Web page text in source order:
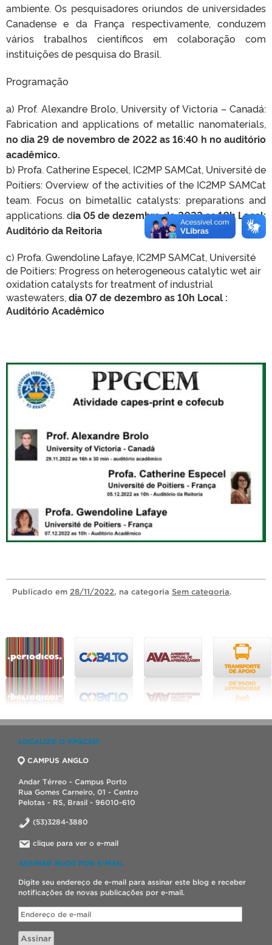
ambiente. Os pesquisadores oriundos de universidades
Canadense e da França respectivamente, conduzem
vários trabalhos científicos em colaboração com
instituições de pesquisa do Brasil.
Programação
a) Prof. Alexandre Brolo, University of Victoria – Canadá:
Fabrication and applications of metallic nanomaterials,
no dia 29 de novembro de 2022 as 16:40 h no auditório
acadêmico.
b) Profa. Catherine Especel, IC2MP SAMCat, Université de
Poitiers: Overview of the activities of the IC2MP SAMCat
team. Focus on bimetallic catalysts: preparations and
applications. dia 05 de dezembro de 2022 as 10h Local:
Auditório da Reitoria
c) Profa. Gwendoline Lafaye, IC2MP SAMCat, Université
de Poitiers: Progress on heterogeneous catalytic wet air
oxidation catalysts for treatment of industrial
wastewaters, dia 07 de dezembro as 10h Local :
Auditório Acadêmico
Publicado em 28/11/2022, na categoria Sem categoria.
LOCALIZE O PPGCEM
CAMPUS ANGLO
Andar Térreo - Campus Porto
Rua Gomes Carneiro, 01 - Centro
Pelotas - RS, Brasil - 96010-610
(53)3284-3880
clique para ver o e-mail
ASSINAR BLOG POR E-MAIL
Digite seu endereço de e-mail para assinar este blog e receber
notificações de novas publicações por e-mail.
Endereço
de
e-
mail
Assinar